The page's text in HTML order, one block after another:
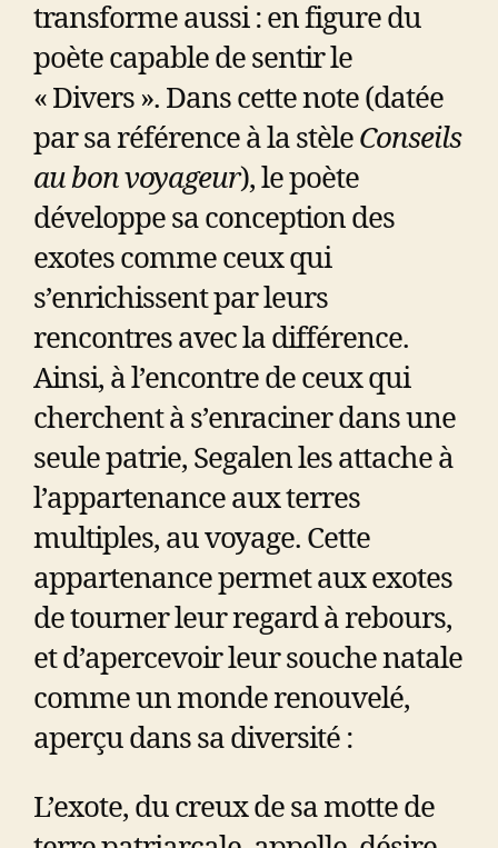
transforme aussi : en figure du
poète capable de sentir le
« Divers ». Dans cette note (datée
par sa référence à la stèleConseils
au bon voyageur), le poète
développe sa conception des
exotes comme ceux qui
s’enrichissent par leurs
rencontres avec la différence.
Ainsi, à l’encontre de ceux qui
cherchent à s’enraciner dans une
seule patrie, Segalen les attache à
l’appartenance aux terres
multiples, au voyage. Cette
appartenance permet aux exotes
de tourner leur regard à rebours,
et d’apercevoir leur souche natale
comme un monde renouvelé,
aperçu dans sa diversité :
L’exote, du creux de sa motte de